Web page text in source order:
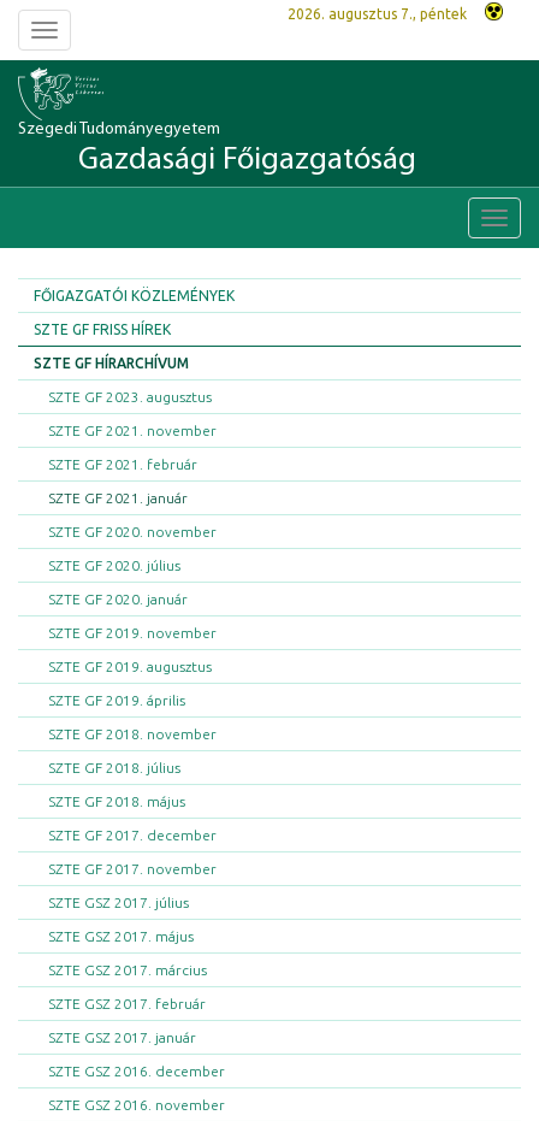
Toggle
navigation
2026. augusztus 7., péntek
Szegedi Tudományegyetem
Gazdasági Főigazgatóság
FŐIGAZGATÓI KÖZLEMÉNYEK
SZTE GF FRISS HÍREK
SZTE GF HÍRARCHÍVUM
SZTE GF 2023. augusztus
SZTE GF 2021. november
SZTE GF 2021. február
SZTE GF 2021. január
SZTE GF 2020. november
SZTE GF 2020. július
SZTE GF 2020. január
SZTE GF 2019. november
SZTE GF 2019. augusztus
SZTE GF 2019. április
SZTE GF 2018. november
SZTE GF 2018. július
SZTE GF 2018. május
SZTE GF 2017. december
SZTE GF 2017. november
SZTE GSZ 2017. július
SZTE GSZ 2017. május
SZTE GSZ 2017. március
SZTE GSZ 2017. február
SZTE GSZ 2017. január
SZTE GSZ 2016. december
SZTE GSZ 2016. november